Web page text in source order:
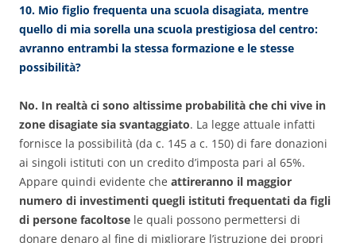
10. Mio figlio frequenta una scuola disagiata, mentre
quello di mia sorella una scuola prestigiosa del centro:
avranno entrambi la stessa formazione e le stesse
possibilità?
No. In realtà ci sono altissime probabilità che chi vive in
zone disagiate sia svantaggiato. La legge attuale infatti
fornisce la possibilità (da c. 145 a c. 150) di fare donazioni
ai singoli istituti con un credito d’imposta pari al 65%.
Appare quindi evidente che attireranno il maggior
numero di investimenti quegli istituti frequentati da figli
di persone facoltose le quali possono permettersi di
donare denaro al fine di migliorare l’istruzione dei propri